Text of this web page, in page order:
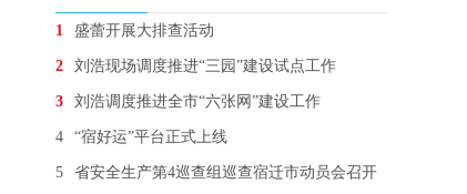
1 盛蕾开展大排查活动
2 刘浩现场调度推进“三园”建设试点工作
3 刘浩调度推进全市“六张网”建设工作
4 “宿好运”平台正式上线
5 省安全生产第4巡查组巡查宿迁市动员会召开